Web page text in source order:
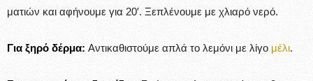
ματιών και αφήνουμε για 20′. Ξεπλένουμε με χλιαρό νερό.
Για ξηρό δέρμα: Αντικαθιστούμε απλά το λεμόνι με λίγο μέλι.